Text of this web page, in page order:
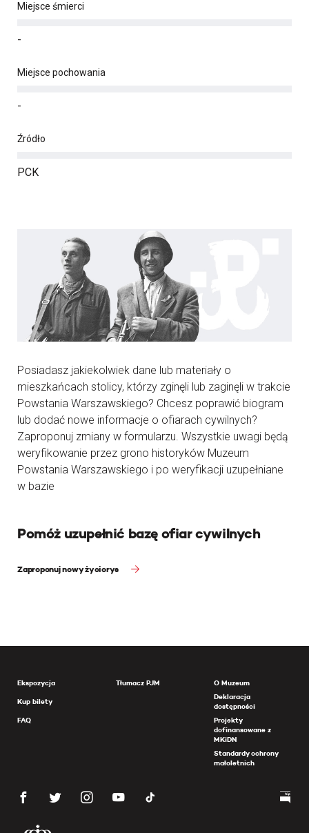
Miejsce śmierci
-
Miejsce pochowania
-
Źródło
PCK
Posiadasz jakiekolwiek dane lub materiały o
mieszkańcach stolicy, którzy zginęli lub zaginęli w trakcie
Powstania Warszawskiego? Chcesz poprawić biogram
lub dodać nowe informacje o ofiarach cywilnych?
Zaproponuj zmiany w formularzu. Wszystkie uwagi będą
weryfikowanie przez grono historyków Muzeum
Powstania Warszawskiego i po weryfikacji uzupełniane
w bazie
Pomóż uzupełnić bazę ofiar cywilnych
Zaproponuj nowy życiorys
Ekspozycja
Kup bilety
FAQ
Tłumacz PJM
O Muzeum
Deklaracja
dostępności
Projekty
dofinansowane z
MKiDN
Standardy ochrony
małoletnich